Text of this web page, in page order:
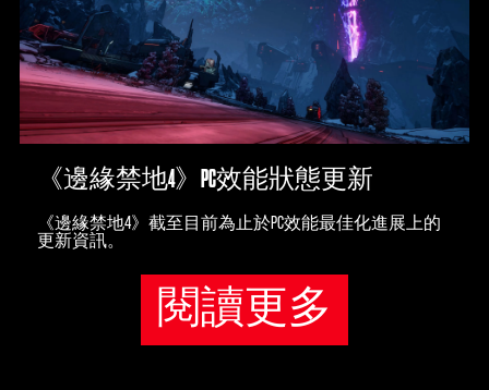
《邊緣禁地4》PC效能狀態更新
《邊緣禁地4》截至目前為止於PC效能最佳化進展上的
更新資訊。
閱讀更多